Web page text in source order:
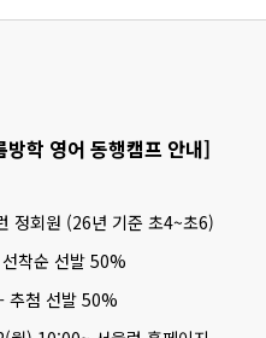
방학 영어 동행캠프 안내]
정회원 (26년 기준 초4~초6)
착순 선발 50%
- 추첨 선발 50%